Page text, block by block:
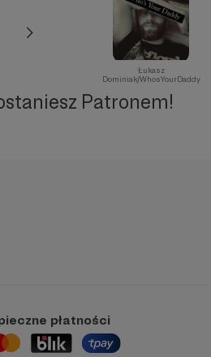
Łukasz
Dominiak/WhosYourDaddy
Patronem!
płatności